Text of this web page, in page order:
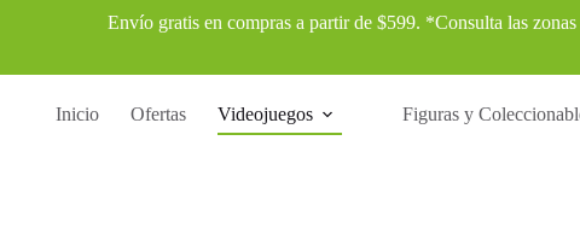
Envío gratis en compras a partir de $599. *Consulta las zonas
Inicio Ofertas Videojuegos Figuras y